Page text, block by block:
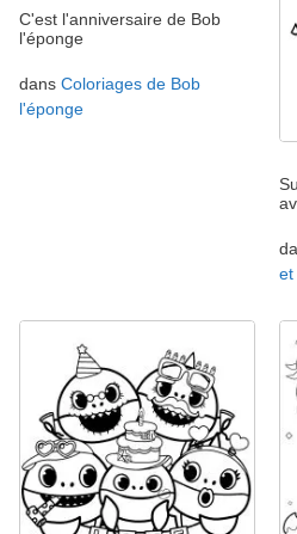
C'est l'anniversaire de Bob
l'éponge
dans Coloriages de Bob
l'éponge
et